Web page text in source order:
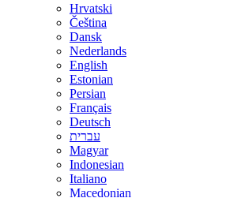
Hrvatski
Čeština
Dansk
Nederlands
English
Estonian
Persian
Français
Deutsch
עברית
Magyar
Indonesian
Italiano
Macedonian